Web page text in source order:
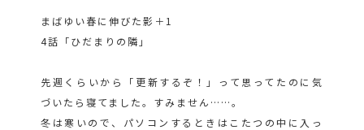
まばゆい春に伸びた影＋1
4話「ひだまりの隣」
先週くらいから「更新するぞ！」って思ってたのに気
づいたら寝てました。すみません……。
冬は寒いので、パソコンするときはこたつの中に入っ